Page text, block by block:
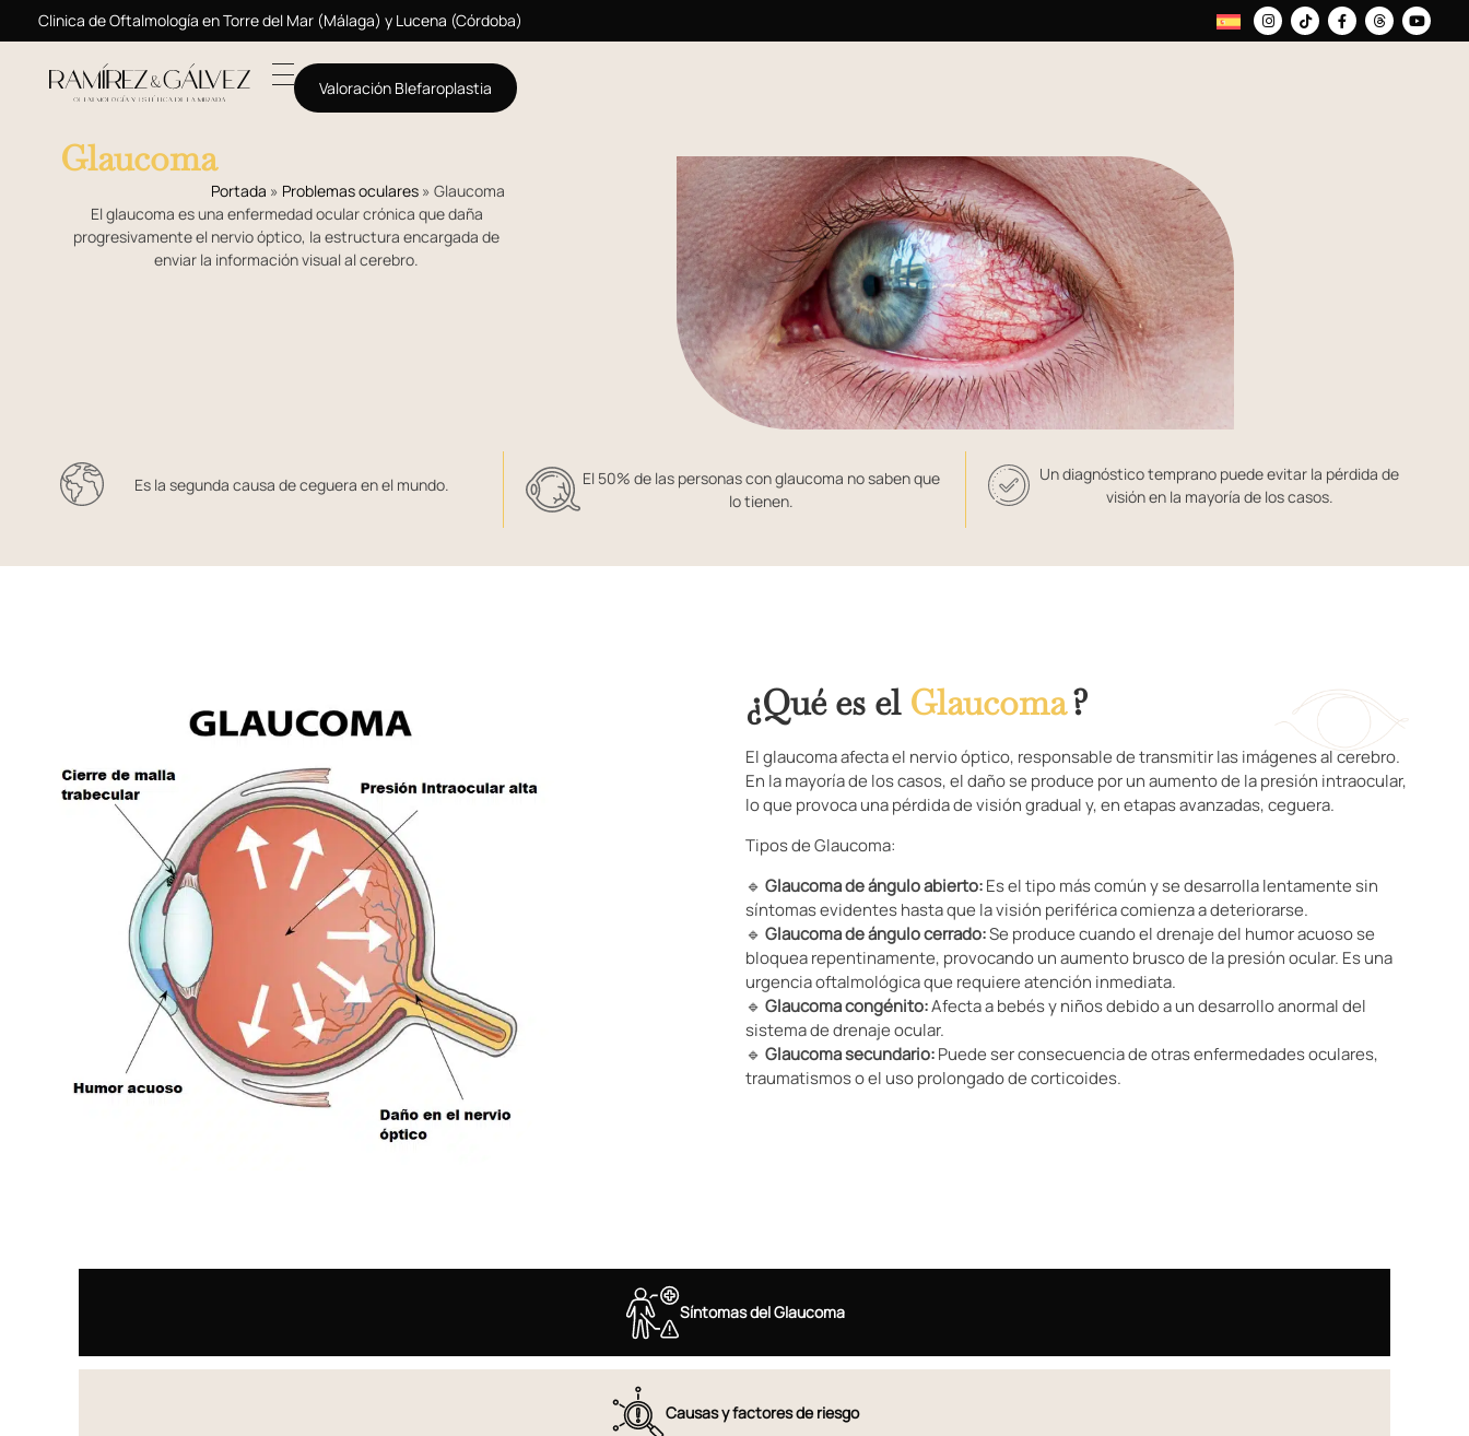
Clinica de Oftalmología en Torre del Mar (Málaga) y Lucena (Córdoba)
Valoración Blefaroplastia
Glaucoma
Portada » Problemas oculares» Glaucoma
El glaucoma es una enfermedad ocular crónica que daña
progresivamente el nervio óptico, la estructura encargada de
enviar la información visual al cerebro.
Es la segunda causa de ceguera en el mundo.
El 50% de las personas con glaucoma no saben que
lo tienen.
Un diagnóstico temprano puede evitar la pérdida de
visión en la mayoría de los casos.
¿Qué es el Glaucoma?
El glaucoma afecta el nervio óptico, responsable de transmitir las imágenes al cerebro.
En la mayoría de los casos, el daño se produce por un aumento de la presión intraocular,
lo que provoca una pérdida de visión gradual y, en etapas avanzadas, ceguera.
Tipos de Glaucoma:
🔹 Glaucoma de ángulo abierto:Es el tipo más común y se desarrolla lentamente sin
síntomas evidentes hasta que la visión periférica comienza a deteriorarse.
🔹 Glaucoma de ángulo cerrado:Se produce cuando el drenaje del humor acuoso se
bloquea repentinamente, provocando un aumento brusco de la presión ocular. Es una
urgencia oftalmológica que requiere atención inmediata.
🔹 Glaucoma congénito:Afecta a bebés y niños debido a un desarrollo anormal del
sistema de drenaje ocular.
🔹 Glaucoma secundario:Puede ser consecuencia de otras enfermedades oculares,
traumatismos o el uso prolongado de corticoides.
Síntomas del Glaucoma
Causas y factores de riesgo